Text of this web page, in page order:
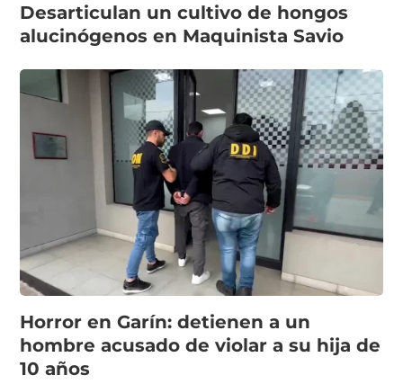
Desarticulan un cultivo de hongos
alucinógenos en Maquinista Savio
Horror en Garín: detienen a un
hombre acusado de violar a su hija de
10 años